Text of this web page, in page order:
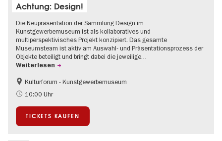
Achtung: Design!
Die Neupräsentation der Sammlung Design im
Kunstgewerbemuseum ist als kollaboratives und
multiperspektivisches Projekt konzipiert. Das gesamte
Museumsteam ist aktiv am Auswahl- und Präsentationsprozess der
Objekte beteiligt und bringt dabei die jeweilige…
Weiterlesen
Mode und Design
Kulturforum - Kunstgewerbemuseum
10:00 Uhr
TICKETS KAUFEN